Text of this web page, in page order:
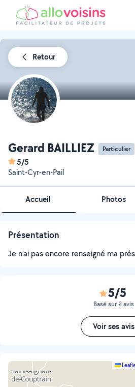
Retour
Gerard BAILLIEZ Particulier
5/5
Saint-Cyr-en-Pail
Accueil Photos
Présentation
Je n'ai pas encore renseigné ma
5/5
Basé sur 2 avis
Voir ses avis